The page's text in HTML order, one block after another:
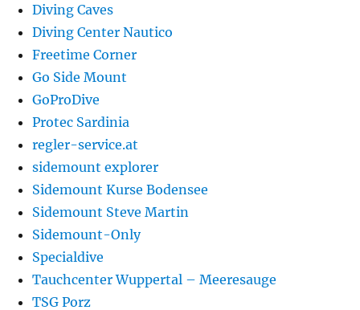
Diving Caves
Diving Center Nautico
Freetime Corner
Go Side Mount
GoProDive
Protec Sardinia
regler-service.at
sidemount explorer
Sidemount Kurse Bodensee
Sidemount Steve Martin
Sidemount-Only
Specialdive
Tauchcenter Wuppertal – Meeresauge
TSG Porz